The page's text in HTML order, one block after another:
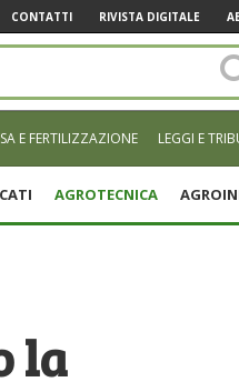
CONTATTI RIVISTA DIGITALE
E FERTILIZZAZIONE LEGGI E
AGROTECNICA
la